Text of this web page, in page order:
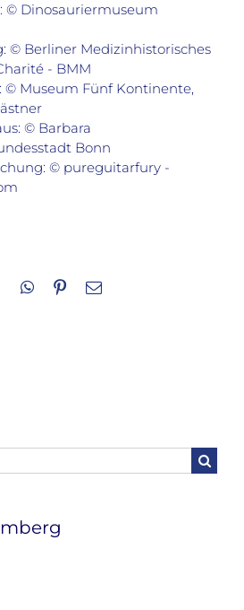
© Dinosauriermuseum
© Berliner Medizinhistorisches
- BMM
© Museum Fünf Kontinente,
© Barbara
Bonn
© pureguitarfury -
Facebook
WhatsApp
Pinterest
E-